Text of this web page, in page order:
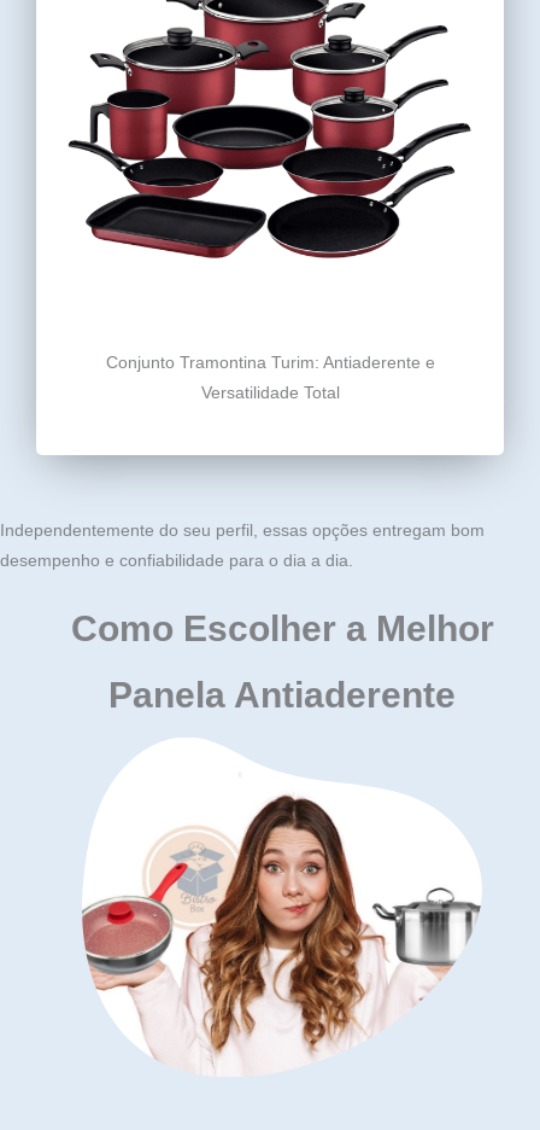
Conjunto Tramontina Turim: Antiaderente e
Versatilidade Total
Independentemente do seu perfil, essas opções entregam bom
desempenho e confiabilidade para o dia a dia.
Como Escolher a Melhor
Panela Antiaderente